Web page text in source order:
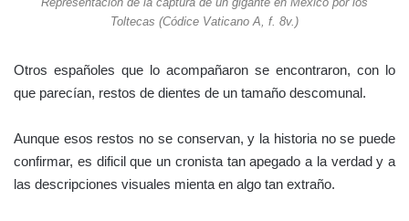
Toltecas (Códice Vaticano A, f. 8v.)
Otros españoles que lo acompañaron se encontraron, con lo
que parecían, restos de dientes de un tamaño descomunal.
Aunque esos restos no se conservan, y la historia no se puede
confirmar, es dificil que un cronista tan apegado a la verdad y a
las descripciones visuales mienta en algo tan extraño.